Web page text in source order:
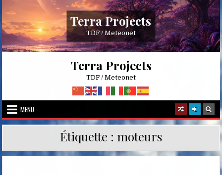
content
Terra Projects
TDF / Meteonet
Terra Projects
TDF / Meteonet
MENU
Étiquette : moteurs